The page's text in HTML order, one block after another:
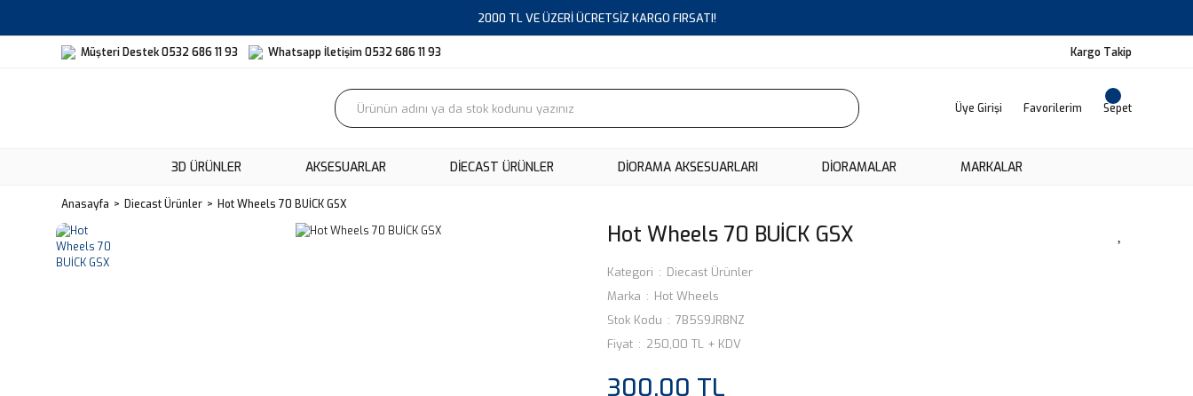
2000 TL VE ÜZERİ ÜCRETSİZ KARGO FIRSATI!
Müşteri Destek 0532 686 11 93 Whatsapp İletişim 0532 686 11 93 Kargo Takip
Üye Girişi Favorilerim Sepet
3D ÜRÜNLER AKSESUARLAR DIECAST ÜRÜNLER DİORAMA AKSESUARLARI DIORAMALAR MARKALAR
Anasayfa Diecast Ürünler Hot Wheels 70 BUİCK GSX
Hot Wheels 70 BUİCK GSX
Kategori
Diecast Ürünler
Marka
Hot Wheels
Stok Kodu
7B5S9JRBNZ
Fiyat
250,00 TL + KDV
300,00 TL